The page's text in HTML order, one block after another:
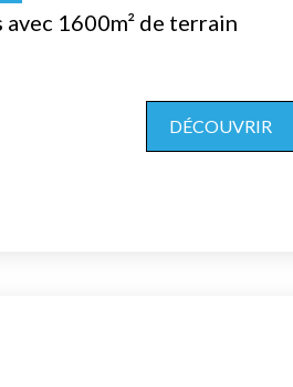
1600m² de terrain
DÉCOUVRIR